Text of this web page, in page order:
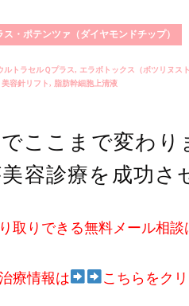
・ポテンツァ（ダイヤモンドチップ）
ルトラセルＱプラス, エラボトックス（ボツリヌス
美容針リフト, 脂肪幹細胞上清液
ここまで変わ
容診療を成功さ
取りできる無料メール相談
療情報は こちらをク